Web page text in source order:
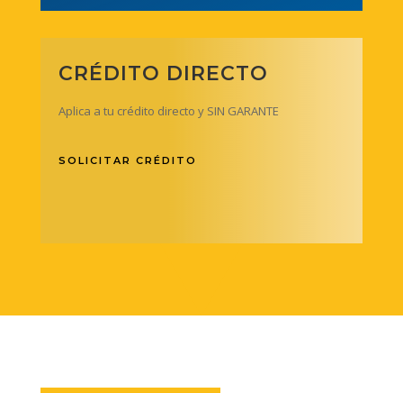
CRÉDITO DIRECTO
Aplica a tu crédito directo y SIN GARANTE
SOLICITAR CRÉDITO